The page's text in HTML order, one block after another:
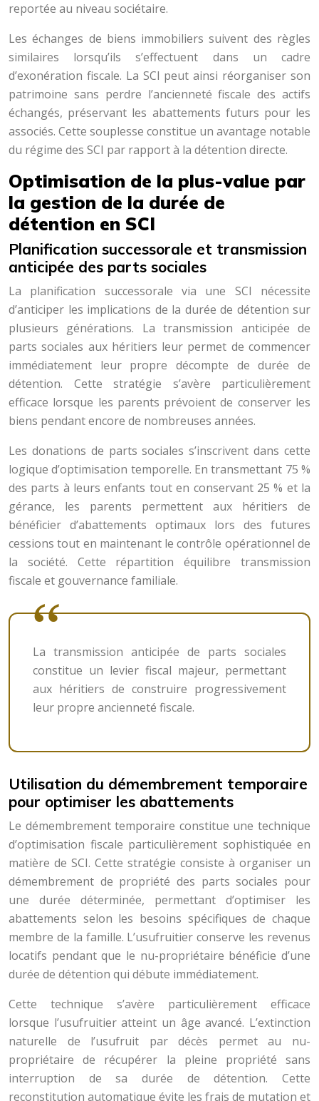
reportée au niveau sociétaire.
Les échanges de biens immobiliers suivent des règles
similaires lorsqu’ils s’effectuent dans un cadre
d’exonération fiscale. La SCI peut ainsi réorganiser son
patrimoine sans perdre l’ancienneté fiscale des actifs
échangés, préservant les abattements futurs pour les
associés. Cette souplesse constitue un avantage notable
du régime des SCI par rapport à la détention directe.
Optimisation de la plus-value par
la gestion de la durée de
détention en SCI
Planification successorale et transmission
anticipée des parts sociales
La planification successorale via une SCI nécessite
d’anticiper les implications de la durée de détention sur
plusieurs générations. La transmission anticipée de
parts sociales aux héritiers leur permet de commencer
immédiatement leur propre décompte de durée de
détention. Cette stratégie s’avère particulièrement
efficace lorsque les parents prévoient de conserver les
biens pendant encore de nombreuses années.
Les donations de parts sociales s’inscrivent dans cette
logique d’optimisation temporelle. En transmettant 75 %
des parts à leurs enfants tout en conservant 25 % et la
gérance, les parents permettent aux héritiers de
bénéficier d’abattements optimaux lors des futures
cessions tout en maintenant le contrôle opérationnel de
la société. Cette répartition équilibre transmission
fiscale et gouvernance familiale.
La transmission anticipée de parts sociales
constitue un levier fiscal majeur, permettant
aux héritiers de construire progressivement
leur propre ancienneté fiscale.
Utilisation du démembrement temporaire
pour optimiser les abattements
Le démembrement temporaire constitue une technique
d’optimisation fiscale particulièrement sophistiquée en
matière de SCI. Cette stratégie consiste à organiser un
démembrement de propriété des parts sociales pour
une durée déterminée, permettant d’optimiser les
abattements selon les besoins spécifiques de chaque
membre de la famille. L’usufruitier conserve les revenus
locatifs pendant que le nu-propriétaire bénéficie d’une
durée de détention qui débute immédiatement.
Cette technique s’avère particulièrement efficace
lorsque l’usufruitier atteint un âge avancé. L’extinction
naturelle de l’usufruit par décès permet au nu-
propriétaire de récupérer la pleine propriété sans
interruption de sa durée de détention. Cette
reconstitution automatique évite les frais de mutation et